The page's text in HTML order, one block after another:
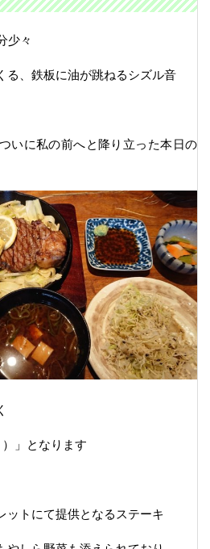
少々
る、鉄板に油が跳ねるシズル音
いに私の前へと降り立った本日の
）」となります
ットにて提供となるステーキ